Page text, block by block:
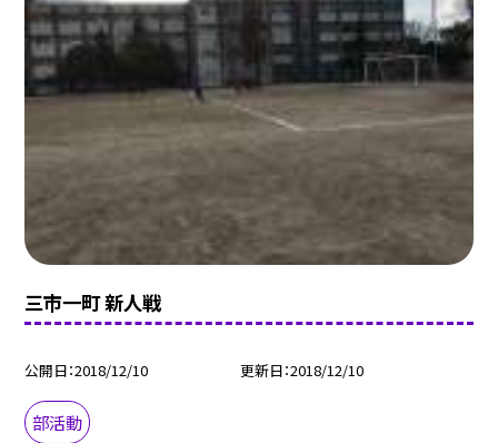
三市一町 新人戦
公開日 2018/12/10 更新日 2018/12/10
部活動